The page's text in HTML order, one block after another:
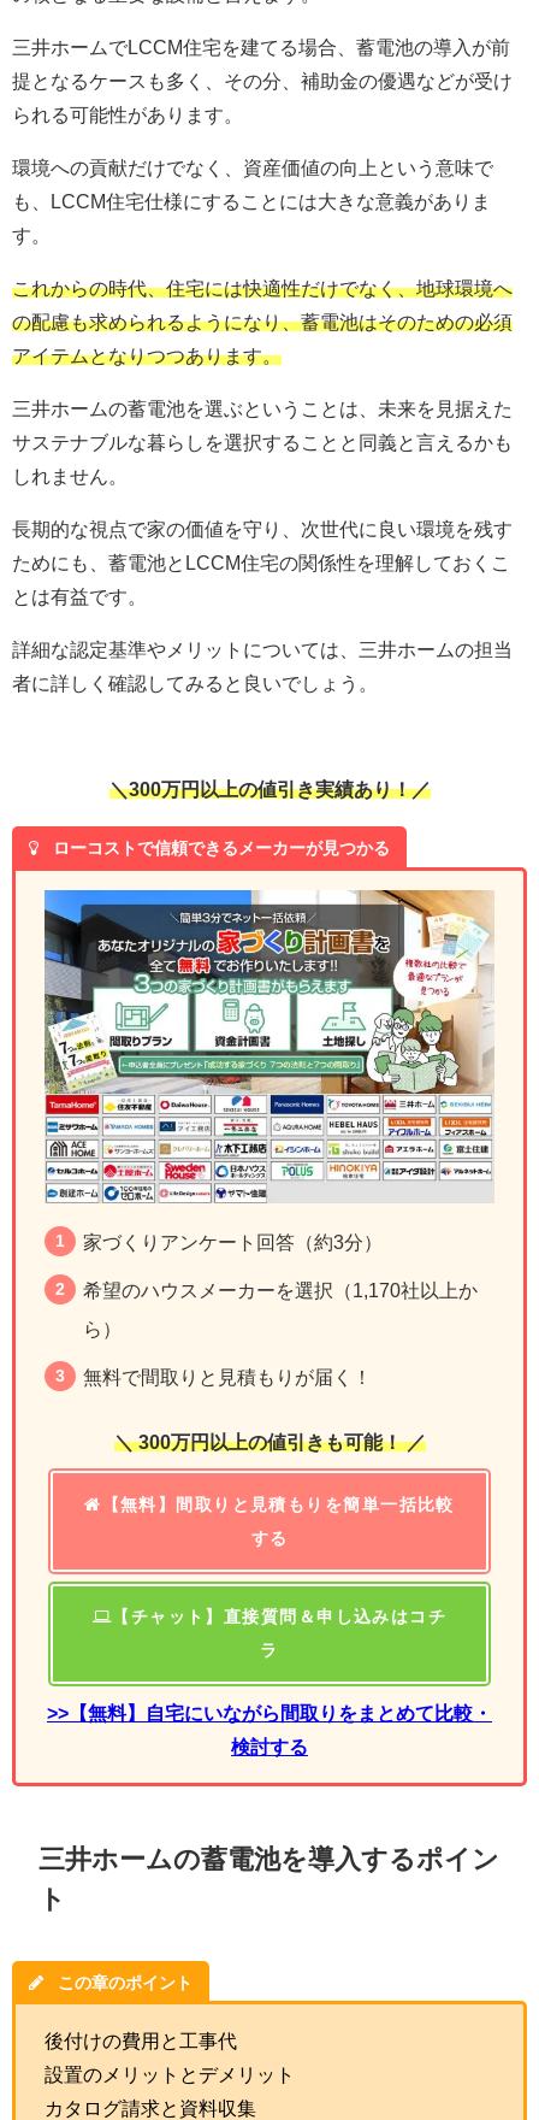
三井ホームでLCCM住宅を建てる場合、蓄電池の導入が前
提となるケースも多く、その分、補助金の優遇などが受け
られる可能性があります。
環境への貢献だけでなく、資産価値の向上という意味で
も、LCCM住宅仕様にすることには大きな意義がありま
す。
これからの時代、住宅には快適性だけでなく、地球環境へ
の配慮も求められるようになり、蓄電池はそのための必須
アイテムとなりつつあります。
三井ホームの蓄電池を選ぶということは、未来を見据えた
サステナブルな暮らしを選択することと同義と言えるかも
しれません。
長期的な視点で家の価値を守り、次世代に良い環境を残す
ためにも、蓄電池とLCCM住宅の関係性を理解しておくこ
とは有益です。
詳細な認定基準やメリットについては、三井ホームの担当
者に詳しく確認してみると良いでしょう。
＼300万円以上の値引き実績あり！／
ローコストで信頼できるメーカーが見つかる
家づくりアンケート回答（約3分）
希望のハウスメーカーを選択（1,170社以上か
ら）
無料で間取りと見積もりが届く！
＼ 300万円以上の値引きも可能！ ／
【無料】間取りと見積もりを簡単一括比較
する
【チャット】直接質問＆申し込みはコチ
ラ
>>【無料】自宅にいながら間取りをまとめて比較・
検討する
三井ホームの蓄電池を導入するポイン
ト
この章のポイント
後付けの費用と工事代
設置のメリットとデメリット
カタログ請求と資料収集